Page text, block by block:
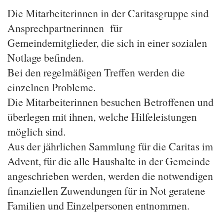
Die Mitarbeiterinnen in der Caritasgruppe sind
Ansprechpartnerinnen für
Gemeindemitglieder, die sich in einer sozialen
Notlage befinden.
Bei den regelmäßigen Treffen werden die
einzelnen Probleme.
Die Mitarbeiterinnen besuchen Betroffenen und
überlegen mit ihnen, welche Hilfeleistungen
möglich sind.
Aus der jährlichen Sammlung für die Caritas im
Advent, für die alle Haushalte in der Gemeinde
angeschrieben werden, werden die notwendigen
finanziellen Zuwendungen für in Not geratene
Familien und Einzelpersonen entnommen.